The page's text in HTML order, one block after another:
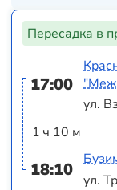
Пересадка в
17:00
1 ч 10 м
18:10
ул.
ул.